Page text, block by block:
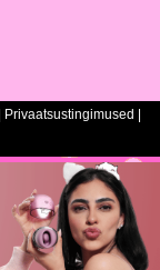
Privaatsustingimused